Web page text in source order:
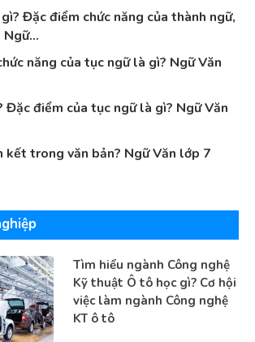
Đặc điểm chức năng của thành ngữ,
năng của tục ngữ là gì? Ngữ Văn
Đặc điểm của tục ngữ là gì? Ngữ Văn
kết trong văn bản? Ngữ Văn lớp 7
Tìm hiểu ngành Công nghệ
Kỹ thuật Ô tô học gì? Cơ hội
việc làm ngành Công nghệ
KT ô tô